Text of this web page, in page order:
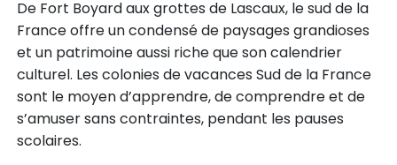
De Fort Boyard aux grottes de Lascaux, le sud de la
France offre un condensé de paysages grandioses
et un patrimoine aussi riche que son calendrier
culturel. Les colonies de vacances Sud de la France
sont le moyen d’apprendre, de comprendre et de
s’amuser sans contraintes, pendant les pauses
scolaires.